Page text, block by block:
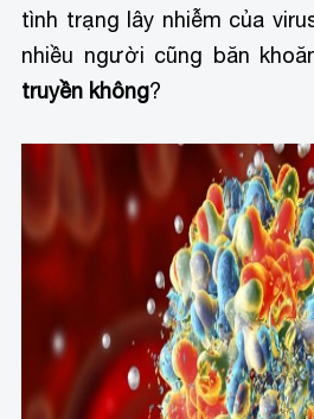
tình trạng lây nhiễm của
nhiều người cũng băn
truyền không?